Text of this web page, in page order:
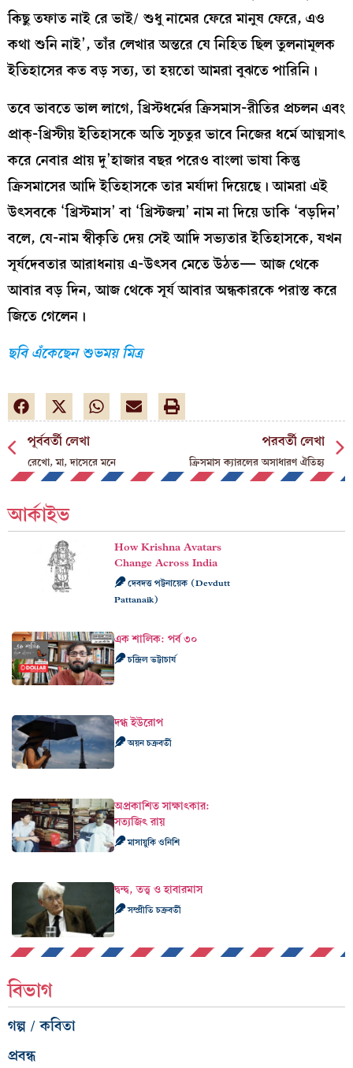
কিছু তফাত নাই রে ভাই/ শুধু নামের ফেরে মানুষ ফেরে, এও
কথা শুনি নাই’, তাঁর লেখার অন্তরে যে নিহিত ছিল তুলনামূলক
ইতিহাসের কত বড় সত্য, তা হয়তো আমরা বুঝতে পারিনি।
তবে ভাবতে ভাল লাগে, খ্রিস্টধর্মের ক্রিসমাস-রীতির প্রচলন এবং
প্রাক্‌-খ্রিস্টীয় ইতিহাসকে অতি সুচতুর ভাবে নিজের ধর্মে আত্মসাৎ
করে নেবার প্রায় দু’হাজার বছর পরেও বাংলা ভাষা কিন্তু
ক্রিসমাসের আদি ইতিহাসকে তার মর্যাদা দিয়েছে। আমরা এই
উৎসবকে ‘খ্রিস্টমাস’ বা ‘খ্রিস্টজন্ম’ নাম না দিয়ে ডাকি ‘বড়দিন’
বলে, যে-নাম স্বীকৃতি দেয় সেই আদি সভ্যতার ইতিহাসকে, যখন
সূর্যদেবতার আরাধনায় এ-উৎসব মেতে উঠত— আজ থেকে
আবার বড় দিন, আজ থেকে সূর্য আবার অন্ধকারকে পরাস্ত করে
জিতে গেলেন।
ছবি এঁকেছেন শুভময় মিত্র
পূর্ববর্তী লেখা
রেখো, মা, দাসেরে মনে
পরবর্তী লেখা
ক্রিসমাস ক্যারলের অসাধারণ ঐতিহ্য
আর্কাইভ
How Krishna Avatars
Change Across India
দেবদত্ত পট্টনায়েক (Devdutt
Pattanaik)
এক শালিক: পর্ব ৩০
চন্দ্রিল ভট্টাচার্য
দগ্ধ ইউরোপ
অয়ন চক্রবর্তী
অপ্রকাশিত সাক্ষাৎকার:
সত্যজিৎ রায়
মাসায়ুকি ওনিশি
দ্বন্দ্ব, তত্ত্ব ও হাবারমাস
সম্প্রীতি চক্রবর্তী
বিভাগ
গল্প / কবিতা
প্রবন্ধ